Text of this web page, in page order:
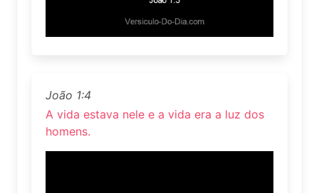
João 1:4
A vida estava nele e a vida era a luz dos
homens.